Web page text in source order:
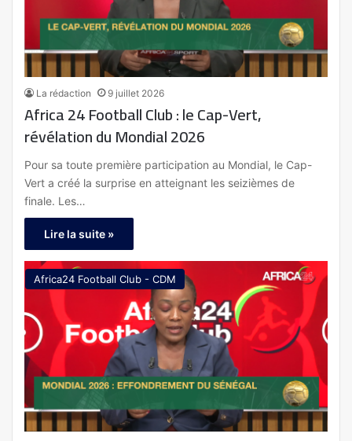
La rédaction 9 juillet 2026
Africa 24 Football Club : le Cap-Vert,
révélation du Mondial 2026
Pour sa toute première participation au Mondial, le Cap-
Vert a créé la surprise en atteignant les seizièmes de
finale. Les…
Lire la suite »
Africa24 Football Club - CDM